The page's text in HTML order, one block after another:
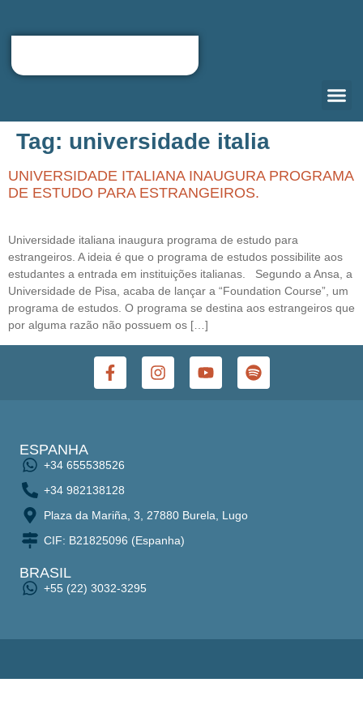
Tag: universidade italia
UNIVERSIDADE ITALIANA INAUGURA PROGRAMA
DE ESTUDO PARA ESTRANGEIROS.
Universidade italiana inaugura programa de estudo para
estrangeiros. A ideia é que o programa de estudos possibilite aos
estudantes a entrada em instituições italianas. Segundo a Ansa, a
Universidade de Pisa, acaba de lançar a “Foundation Course”, um
programa de estudos. O programa se destina aos estrangeiros que
por alguma razão não possuem os […]
ESPANHA
+34 655538526
+34 982138128
Plaza da Mariña, 3, 27880 Burela, Lugo
CIF: B21825096 (Espanha)
BRASIL
+55 (22) 3032-3295